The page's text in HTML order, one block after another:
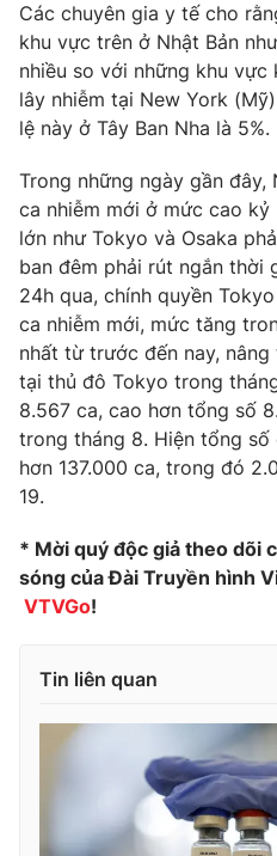
VTV Sức khoẻ
Thị trường 24h
VTV4
VTV9
Liên hệ tòa soạn
THỜI BÁO VTV
Theo dõi báo trên
Cơ quan chủ quản:
Giấy phép hoạt động báo in và
Tổng Biên tập:
Vũ Thanh Thủy
Phó Tổng Biên tập:Nguyễn Thị
Nguyễn Trọng Ninh
Tổng đài VTV: 024.38 355 931 -
Các chuyên gia y tế cho
khu vực trên ở Nhật Bản
nhiều so với những khu
lây nhiễm tại New York
lệ này ở Tây Ban Nha là 5%.
Trong những ngày gần đây,
ca nhiễm mới ở mức cao
lớn như Tokyo và Osaka
ban đêm phải rút ngắn thời
24h qua, chính quyền
ca nhiễm mới, mức tăng
nhất từ trước đến nay, nâng
tại thủ đô Tokyo trong
8.567 ca, cao hơn tổng số
trong tháng 8. Hiện tổng số
hơn 137.000 ca, trong đó
19.
* Mời quý độc giả theo dõi
sóng của Đài Truyền hình
VTVGo!
Tin liên quan